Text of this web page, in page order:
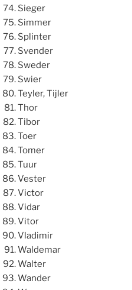
Sieger
Simmer
Splinter
Svender
Sweder
Swier
Teyler, Tijler
Thor
Tibor
Toer
Tomer
Tuur
Vester
Victor
Vidar
Vitor
Vladimir
Waldemar
Walter
Wander